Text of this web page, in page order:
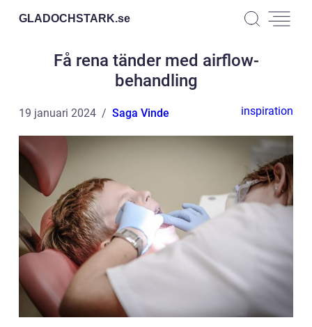
GLADOCHSTARK.se
Få rena tänder med airflow-
behandling
19 januari 2024 Saga Vinde inspiration